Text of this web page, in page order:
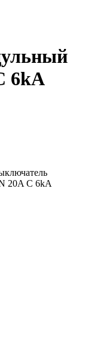
6kA
20A C 6kA